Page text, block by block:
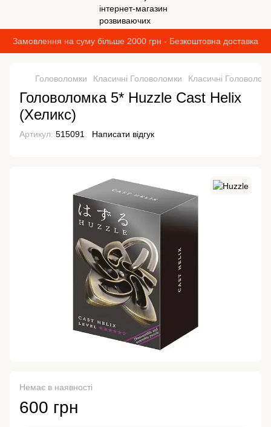
Замовлення на суму більше 2000 грн - Безкоштовна доставка
Головоломки Класичні Головоломки Класичні
Головоломка 5* Huzzle Cast Helix
(Хеликс)
Артикул: 515091 Написати відгук
Немає в наявності
600 грн